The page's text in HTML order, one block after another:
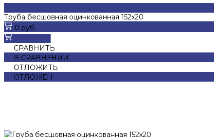
Труба бесшовная оцинкованная 152х20
0 руб.
СРАВНИТЬ
В СРАВНЕНИИ
ОТЛОЖИТЬ
ОТЛОЖЕН